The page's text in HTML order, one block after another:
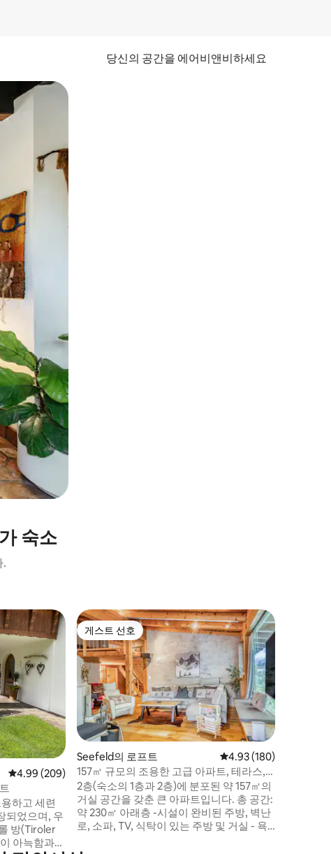
당신의 공간을 에어비앤비하세요
숙소
.
평점 4.99점(5점 만점), 후기 209개
4.99 (209)
하고 세련
되었으며, 우
방(Tiroler
아늑함과
게스트 선호
게스트 선호
Seefeld의 로프트 평점 4.93점(5점 만점),
4.93 (180)
157㎡ 규모의 조용한 고급 아파트, 테라스,
정원
2층(숙소의 1층과 2층)에 분포된 약 157㎡의
거실 공간을 갖춘 큰 아파트입니다. 총 공간:
약 230㎡ 아래층 -시설이 완비된 주방, 벽난
로, 소파, TV, 식탁이 있는 주방 및 거실 - 욕